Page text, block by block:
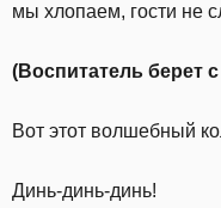
мы хлопаем, гости не
(Воспитатель берет
Вот этот волшебный
Динь-динь-динь!